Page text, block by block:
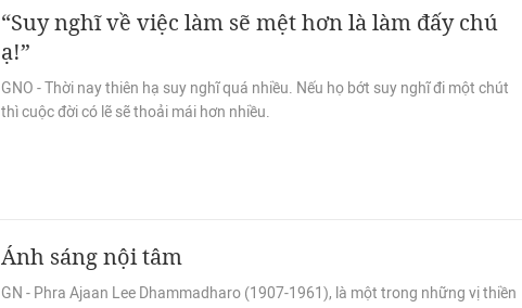
“Suy nghĩ về việc làm sẽ mệt hơn là làm đấy chú
ạ!”
GNO - Thời nay thiên hạ suy nghĩ quá nhiều. Nếu họ bớt suy nghĩ đi một chút
thì cuộc đời có lẽ sẽ thoải mái hơn nhiều.
Ánh sáng nội tâm
GN - Phra Ajaan Lee Dhammadharo (1907-1961), là một trong những vị thiền